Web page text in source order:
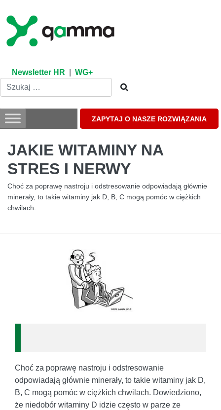
content
Newsletter HR WG+
ZAPYTAJ O NASZE ROZWIĄZANIA
JAKIE WITAMINY NA
STRES I NERWY
Choć za poprawę nastroju i odstresowanie odpowiadają głównie
minerały, to takie witaminy jak D, B, C mogą pomóc w ciężkich
chwilach.
Choć za poprawę nastroju i odstresowanie
odpowiadają głównie minerały, to takie witaminy jak D,
B, C mogą pomóc w ciężkich chwilach. Dowiedziono,
że niedobór witaminy D idzie często w parze ze